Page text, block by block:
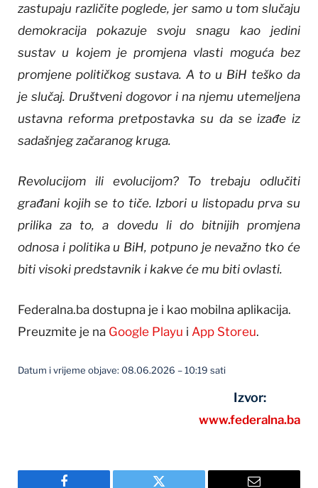
zastupaju različite poglede, jer samo u tom slučaju
demokracija pokazuje svoju snagu kao jedini
sustav u kojem je promjena vlasti moguća bez
promjene političkog sustava. A to u BiH teško da
je slučaj. Društveni dogovor i na njemu utemeljena
ustavna reforma pretpostavka su da se izađe iz
sadašnjeg začaranog kruga.
Revolucijom ili evolucijom? To trebaju odlučiti
građani kojih se to tiče. Izbori u listopadu prva su
prilika za to, a dovedu li do bitnijih promjena
odnosa i politika u BiH, potpuno je nevažno tko će
biti visoki predstavnik i kakve će mu biti ovlasti.
Federalna.ba dostupna je i kao mobilna aplikacija.
Preuzmite je na Google Playu i App Storeu.
Datum i vrijeme objave: 08.06.2026 – 10:19 sati
Izvor:
www.federalna.ba